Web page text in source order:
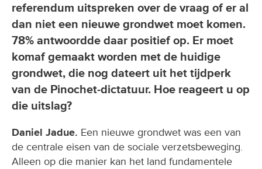
referendum uitspreken over de vraag of er al
dan niet een nieuwe grondwet moet komen.
78% antwoordde daar positief op. Er moet
komaf gemaakt worden met de huidige
grondwet, die nog dateert uit het tijdperk
van de Pinochet-dictatuur. Hoe reageert u op
die uitslag?
Daniel Jadue. Een nieuwe grondwet was een van
de centrale eisen van de sociale verzetsbeweging.
Alleen op die manier kan het land fundamentele